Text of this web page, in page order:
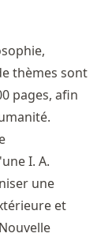
thèmes sont
pages, afin
I. A.
une
et